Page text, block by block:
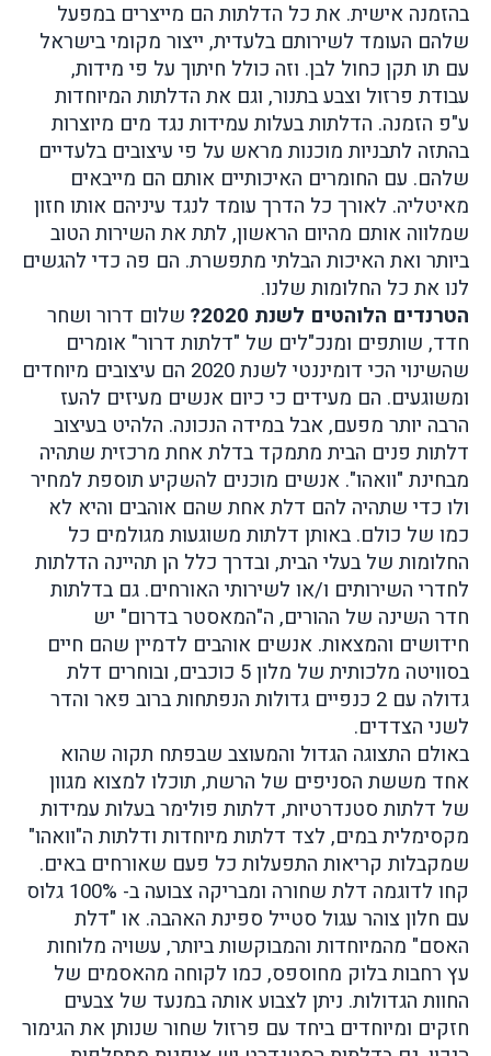
בהזמנה אישית. את כל הדלתות הם מייצרים במפעל
שלהם העומד לשירותם בלעדית, ייצור מקומי בישראל
עם תו תקן כחול לבן. וזה כולל חיתוך על פי מידות,
עבודת פרזול וצבע בתנור, וגם את הדלתות המיוחדות
ע"פ הזמנה. הדלתות בעלות עמידות נגד מים מיוצרות
בהתזה לתבניות מוכנות מראש על פי עיצובים בלעדיים
שלהם. עם החומרים האיכותיים אותם הם מייבאים
מאיטליה. לאורך כל הדרך עומד לנגד עיניהם אותו חזון
שמלווה אותם מהיום הראשון, לתת את השירות הטוב
ביותר ואת האיכות הבלתי מתפשרת. הם פה כדי להגשים
לנו את כל החלומות שלנו.
הטרנדים הלוהטים לשנת 2020?
שלום דרור ושחר
חדד, שותפים ומנכ"לים של "דלתות דרור" אומרים
שהשינוי הכי דומיננטי לשנת 2020 הם עיצובים מיוחדים
ומשוגעים. הם מעידים כי כיום אנשים מעיזים להעז
הרבה יותר מפעם, אבל במידה הנכונה. הלהיט בעיצוב
דלתות פנים הבית מתמקד בדלת אחת מרכזית שתהיה
מבחינת "וואהו". אנשים מוכנים להשקיע תוספת למחיר
ולו כדי שתהיה להם דלת אחת שהם אוהבים והיא לא
כמו של כולם. באותן דלתות משוגעות מגולמים כל
החלומות של בעלי הבית, ובדרך כלל הן תהיינה הדלתות
לחדרי השירותים ו/או לשירותי האורחים. גם בדלתות
חדר השינה של ההורים, ה"המאסטר בדרום" יש
חידושים והמצאות. אנשים אוהבים לדמיין שהם חיים
בסוויטה מלכותית של מלון 5 כוכבים, ובוחרים דלת
גדולה עם 2 כנפיים גדולות הנפתחות ברוב פאר והדר
לשני הצדדים.
באולם התצוגה הגדול והמעוצב שבפתח תקוה שהוא
אחד מששת הסניפים של הרשת, תוכלו למצוא מגוון
של דלתות סטנדרטיות, דלתות פולימר בעלות עמידות
מקסימלית במים, לצד דלתות מיוחדות ודלתות ה"וואהו"
שמקבלות קריאות התפעלות כל פעם שאורחים באים.
קחו לדוגמה דלת שחורה ומבריקה צבועה ב- 100% גלוס
עם חלון צוהר עגול סטייל ספינת האהבה. או "דלת
האסם" מהמיוחדות והמבוקשות ביותר, עשויה מלוחות
עץ רחבות בלוק מחוספס, כמו לקוחה מהאסמים של
החוות הגדולות. ניתן לצבוע אותה במנעד של צבעים
חזקים ומיוחדים ביחד עם פרזול שחור שנותן את הגימור